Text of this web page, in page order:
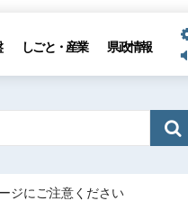
しごと・産業 県政情報
ジにご注意ください